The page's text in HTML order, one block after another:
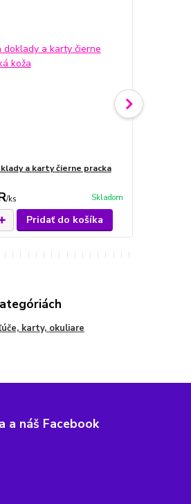
a karty čierne pracka
/ks Skladom
Pridať do košíka
karty, okuliare
a náš Facebook